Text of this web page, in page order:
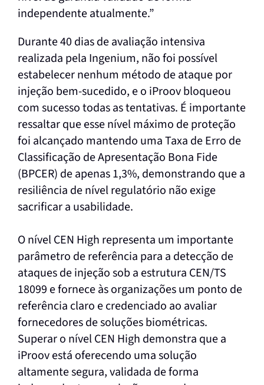
independente atualmente.”
Durante 40 dias de avaliação intensiva
realizada pela Ingenium, não foi possível
estabelecer nenhum método de ataque por
injeção bem-sucedido, e o iProov bloqueou
com sucesso todas as tentativas. É importante
ressaltar que esse nível máximo de proteção
foi alcançado mantendo uma Taxa de Erro de
Classificação de Apresentação Bona Fide
(BPCER) de apenas 1,3%, demonstrando que a
resiliência de nível regulatório não exige
sacrificar a usabilidade.
O nível CEN High representa um importante
parâmetro de referência para a detecção de
ataques de injeção sob a estrutura CEN/TS
18099 e fornece às organizações um ponto de
referência claro e credenciado ao avaliar
fornecedores de soluções biométricas.
Superar o nível CEN High demonstra que a
iProov está oferecendo uma solução
altamente segura, validada de forma